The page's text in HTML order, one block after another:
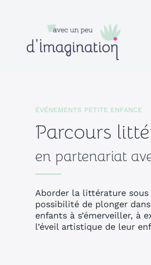
ÉVÉNEMENTS PETITE ENFANCE
Parcours
en partenariat
Aborder la littérature
possibilité de plonger
enfants à s’émerveiller, à
l’éveil artistique de leur